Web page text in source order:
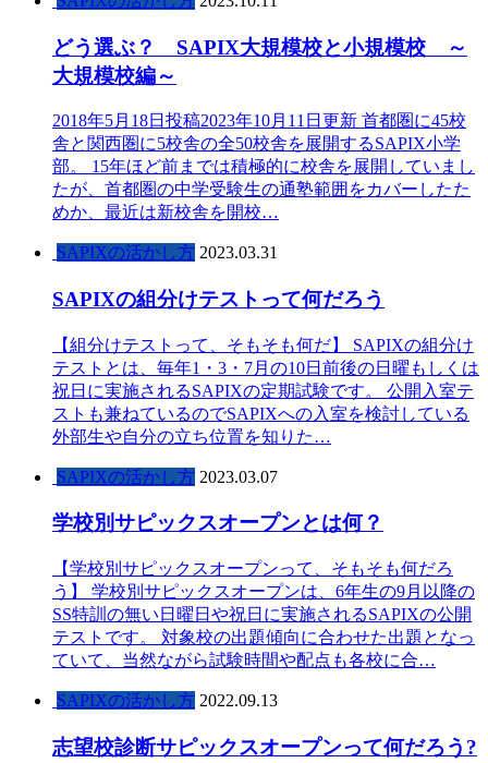
どう選ぶ？ SAPIX大規模校と小規模校 ～
大規模校編～
2018年5月18日投稿2023年10月11日更新 首都圏に45校
舎と関西圏に5校舎の全50校舎を展開するSAPIX小学
部。 15年ほど前までは積極的に校舎を展開していまし
たが、首都圏の中学受験生の通塾範囲をカバーしたた
めか、最近は新校舎を開校…
SAPIXの活かし方 2023.03.31
SAPIXの組分けテストって何だろう
【組分けテストって、そもそも何だ】 SAPIXの組分け
テストとは、毎年1・3・7月の10日前後の日曜もしくは
祝日に実施されるSAPIXの定期試験です。 公開入室テ
ストも兼ねているのでSAPIXへの入室を検討している
外部生や自分の立ち位置を知りた…
SAPIXの活かし方 2023.03.07
学校別サピックスオープンとは何？
【学校別サピックスオープンって、そもそも何だろ
う】 学校別サピックスオープンは、6年生の9月以降の
SS特訓の無い日曜日や祝日に実施されるSAPIXの公開
テストです。 対象校の出題傾向に合わせた出題となっ
ていて、当然ながら試験時間や配点も各校に合…
SAPIXの活かし方 2022.09.13
志望校診断サピックスオープンって何だろう?